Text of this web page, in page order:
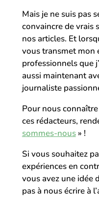
Mais je ne suis pas
convaincre de vrais
nos articles. Et
vous transmet mon
professionnels que
aussi maintenant
journaliste
Pour nous
ces rédacteurs,
sommes-nous» !
Si vous souhaitez
expériences en
vous avez une idée
pas à nous écrire à